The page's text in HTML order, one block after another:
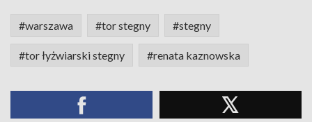
#warszawa #tor stegny #stegny
#tor łyżwiarski stegny #renata kaznowska